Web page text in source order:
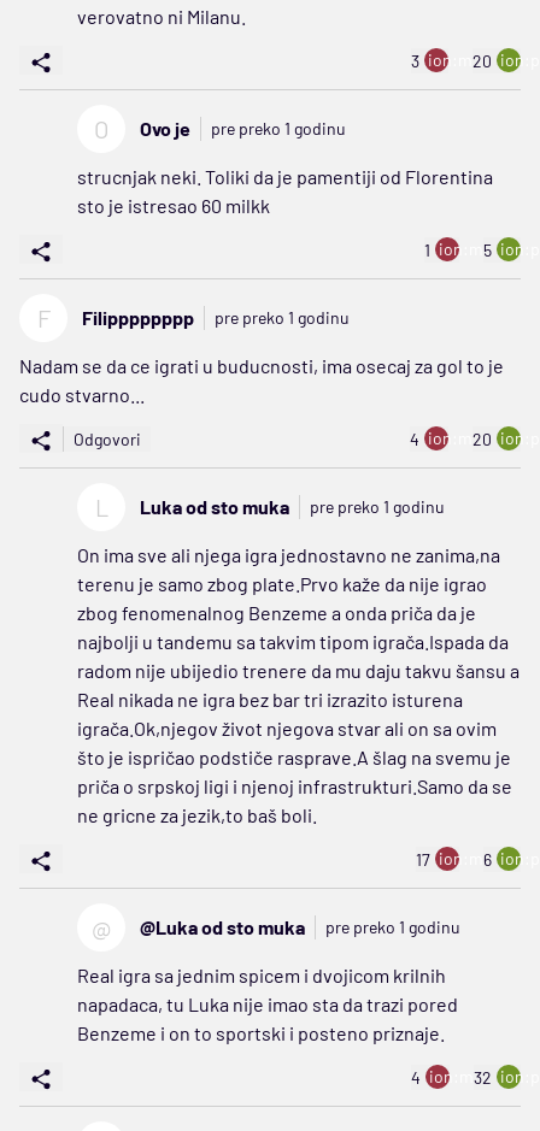
verovatno ni Milanu.
3 ion:minus
20
O Ovo je pre preko 1 godinu
strucnjak neki. Toliki da je pamentiji od Florentina
sto je istresao 60 milkk
1 ion:minus
5
F Filipppppppp pre preko 1 godinu
Nadam se da ce igrati u buducnosti, ima osecaj za gol to je
cudo stvarno...
Odgovori 4 ion:minus
20
L Luka od sto muka pre preko 1 godinu
On ima sve ali njega igra jednostavno ne zanima,na
terenu je samo zbog plate.Prvo kaže da nije igrao
zbog fenomenalnog Benzeme a onda priča da je
najbolji u tandemu sa takvim tipom igrača.Ispada da
radom nije ubijedio trenere da mu daju takvu šansu a
Real nikada ne igra bez bar tri izrazito isturena
igrača.Ok,njegov život njegova stvar ali on sa ovim
što je ispričao podstiče rasprave.A šlag na svemu je
priča o srpskoj ligi i njenoj infrastrukturi.Samo da se
ne gricne za jezik,to baš boli.
17 ion:minus
6
@ @Luka od sto muka pre preko 1 godinu
Real igra sa jednim spicem i dvojicom krilnih
napadaca, tu Luka nije imao sta da trazi pored
Benzeme i on to sportski i posteno priznaje.
4 ion:minus
32